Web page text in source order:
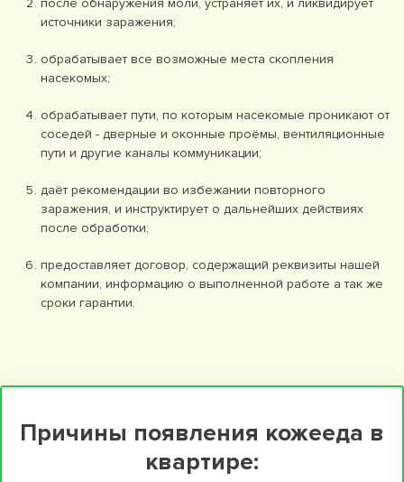
после обнаружения моли, устраняет их, и ликвидирует
источники заражения;
обрабатывает все возможные места скопления
насекомых;
обрабатывает пути, по которым насекомые проникают от
соседей - дверные и оконные проёмы, вентиляционные
пути и другие каналы коммуникации;
даёт рекомендации во избежании повторного
заражения, и инструктирует о дальнейших действиях
после обработки;
предоставляет договор, содержащий реквизиты нашей
компании, информацию о выполненной работе а так же
сроки гарантии.
Причины появления кожееда в
квартире: